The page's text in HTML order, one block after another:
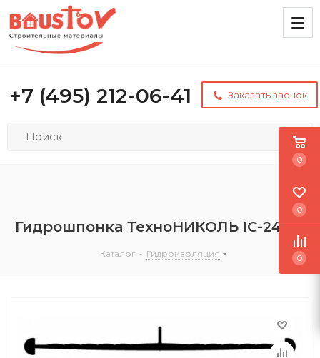
+7 (495) 212-06-41 Заказать звонок
Гидрошпонка ТехноНИКОЛЬ IC-240-2
Каталог - Гидроизоляция
0
0
0